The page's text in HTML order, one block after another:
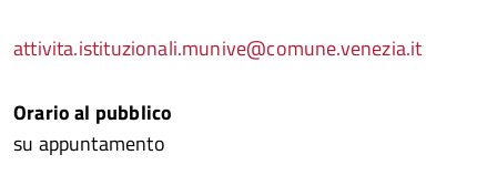
attivita.istituzionali.munive@comune.venezia.it
Orario al pubblico
su appuntamento